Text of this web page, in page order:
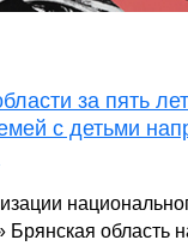
за пять
с детьми
область